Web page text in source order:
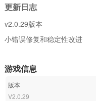
更新日志
v2.0.29版本
小错误修复和稳定性改进
游戏信息
版本
V2.0.29